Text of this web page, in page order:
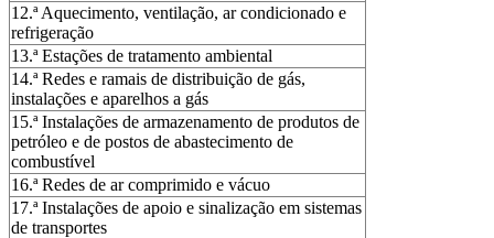
12.ª Aquecimento, ventilação, ar condicionado e
refrigeração
13.ª Estações de tratamento ambiental
14.ª Redes e ramais de distribuição de gás,
instalações e aparelhos a gás
15.ª Instalações de armazenamento de produtos de
petróleo e de postos de abastecimento de
combustível
16.ª Redes de ar comprimido e vácuo
17.ª Instalações de apoio e sinalização em sistemas
de transportes